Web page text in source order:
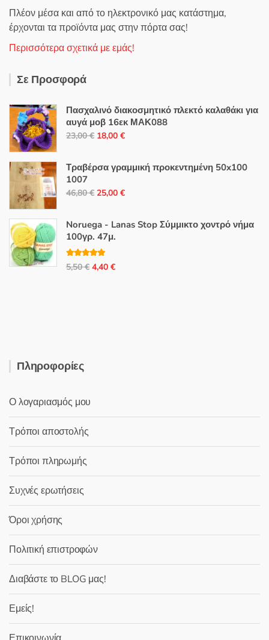
Πλέον μέσα και από το ηλεκτρονικό μας κατάστημα,
έρχονται τα προϊόντα μας στην πόρτα σας!
Περισσότερα σχετικά με εμάς!
Σε Προσφορά
Πασχαλινό διακοσμητικό πλεκτό καλαθάκι για
αυγά μοβ 16εκ ΜΑΚ088
23,00€ Original
was:
18,00 €Η
τιμή
18,00 €.
Τραβέρσα γραμμική προκεντημένη 50x100
1007
46,80€ Original
was:
46,80 €.
25,00 €Η
τιμή
Noruega - Lanas Stop Σύμμικτο χοντρό νήμα
100γρ. 47μ.
Βαθμολογή
θηκε με 5.00
5,50€ Original
4,40 €Η
Πληροφορίες
Ο λογαριασμός μου
Τρόποι αποστολής
Τρόποι πληρωμής
Συχνές ερωτήσεις
Όροι χρήσης
Πολιτική επιστροφών
Διαβάστε το BLOG μας!
Εμείς!